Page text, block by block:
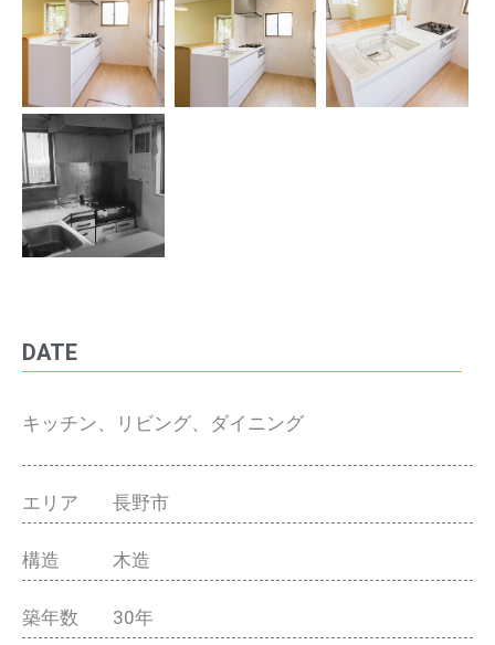
DATE
キッチン、リビング、ダイニング
エリア 長野市
構造 木造
築年数 30年